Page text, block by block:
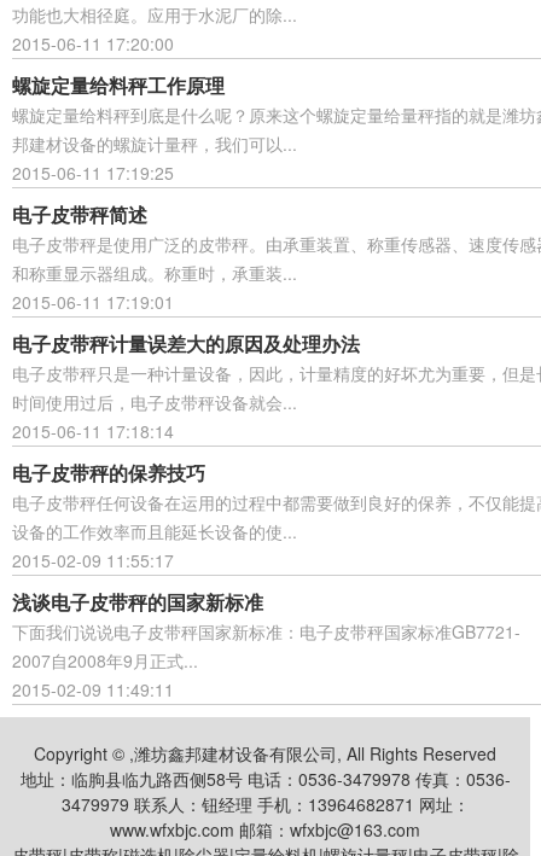
功能也大相径庭。应用于水泥厂的除...
2015-06-11 17:20:00
螺旋定量给料秤工作原理
螺旋定量给料秤到底是什么呢？原来这个螺旋定量给量秤指的就是潍坊
邦建材设备的螺旋计量秤，我们可以...
2015-06-11 17:19:25
电子皮带秤简述
电子皮带秤是使用广泛的皮带秤。由承重装置、称重传感器、速度传感
和称重显示器组成。称重时，承重装...
2015-06-11 17:19:01
电子皮带秤计量误差大的原因及处理办法
电子皮带秤只是一种计量设备，因此，计量精度的好坏尤为重要，但是
时间使用过后，电子皮带秤设备就会...
2015-06-11 17:18:14
电子皮带秤的保养技巧
电子皮带秤任何设备在运用的过程中都需要做到良好的保养，不仅能提
设备的工作效率而且能延长设备的使...
2015-02-09 11:55:17
浅谈电子皮带秤的国家新标准
下面我们说说电子皮带秤国家新标准：电子皮带秤国家标准GB7721-
2007自2008年9月正式...
2015-02-09 11:49:11
Copyright © ,潍坊鑫邦建材设备有限公司, All Rights Reserved
地址：临朐县临九路西侧58号 电话：0536-3479978 传真：0536-
3479979 联系人：钮经理 手机：13964682871 网址：
www.wfxbjc.com 邮箱：wfxbjc@163.com